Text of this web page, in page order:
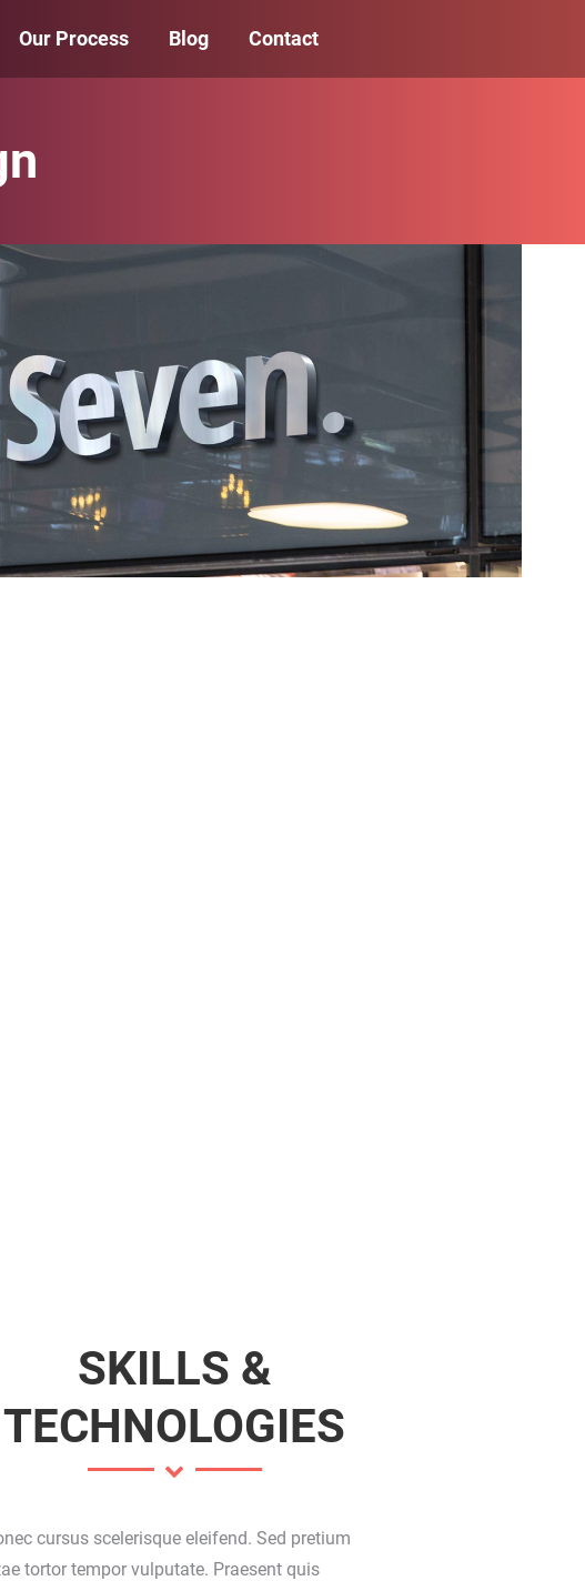
Our Process Blog Contact
SKILLS &
TECHNOLOGIES
cursus scelerisque eleifend. Sed pretium
tortor tempor vulputate. Praesent quis